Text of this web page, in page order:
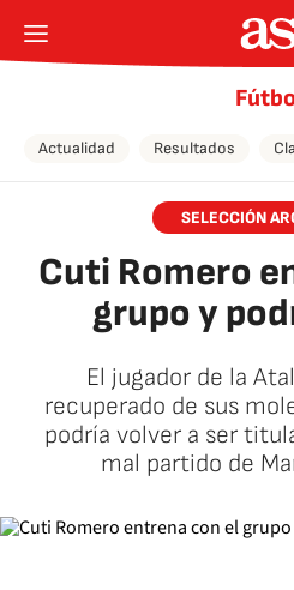
Actualidad Resultados
SELECCIÓN
Cuti Romero
grupo y
El jugador de la
recuperado de sus
podría volver a ser
mal partido de